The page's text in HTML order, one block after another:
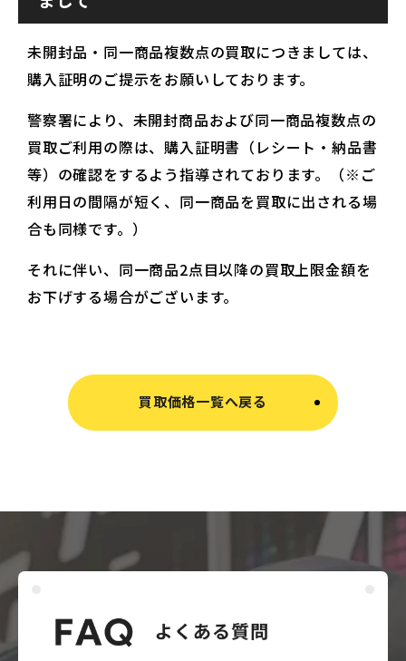
未開封品・同一商品複数点の買取につきましては、
購入証明のご提示をお願いしております。
警察署により、未開封商品および同一商品複数点の
買取ご利用の際は、購入証明書（レシート・納品書
等）の確認をするよう指導されております。（※ご
利用日の間隔が短く、同一商品を買取に出される場
合も同様です。）
それに伴い、同一商品2点目以降の買取上限金額を
お下げする場合がございます。
買取価格一覧へ戻る